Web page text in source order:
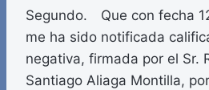
Segundo. Que con fecha
me ha sido notificada
negativa, firmada por el Sr.
Santiago Aliaga Montilla,